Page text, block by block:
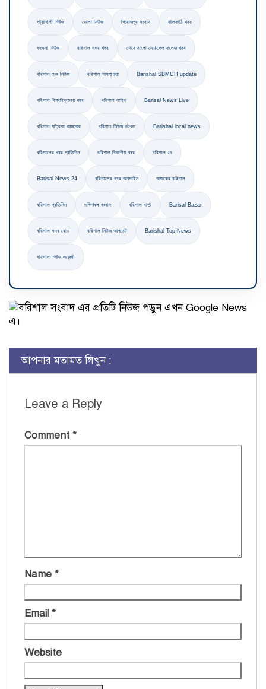
পটুয়াখালী নিউজ ভোলা নিউজ পিরোজপুর সংবাদ ঝালকাঠি খবর
বরগুনা নিউজ বরিশাল সদর খবর শেরে বাংলা মেডিকেল কলেজ খবর
বরিশাল লঞ্চ নিউজ বরিশাল আবহাওয়া Barishal SBMCH update
বরিশাল বিশ্ববিদ্যালয় খবর বরিশাল লাইভ Barisal News Live
বরিশাল পত্রিকা আজকের বরিশাল নিউজ ডটকম Barishal local news
বরিশালের খবর প্রতিদিন বরিশাল বিভাগীয় খবর বরিশাল ২৪
Barisal News 24 বরিশালের খবর অনলাইন আজকের বরিশাল
বরিশাল প্রতিদিন দক্ষিণবঙ্গ সংবাদ বরিশাল বার্তা Barisal Bazar
বরিশাল সদর রোড বরিশাল নিউজ আপডেট Barishal Top News
বরিশাল নিউজ এজেন্সী
আপনার মতামত লিখুন :
Leave a Reply
Comment *
Name *
Email *
Website